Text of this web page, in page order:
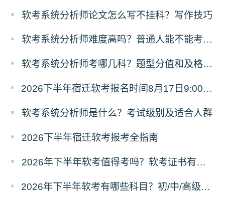
软考系统分析师论文怎么写不挂科？写作技巧
软考系统分析师难度高吗？普通人能不能考过？
软考系统分析师考哪几科？题型分值和及格规则
2026下半年宿迁软考报名时间8月17日9:00至9月18日17:00
软考系统分析师是什么？考试级别及适合人群
2026下半年宿迁软考报考全指南
2026年下半年软考值得考吗？软考证书有什么用？
2026年下半年软考有哪些科目？初/中/高级分别考什么？